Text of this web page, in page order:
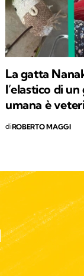
La gatta
l’elastico di
umana è
diROBERTO MAGGI